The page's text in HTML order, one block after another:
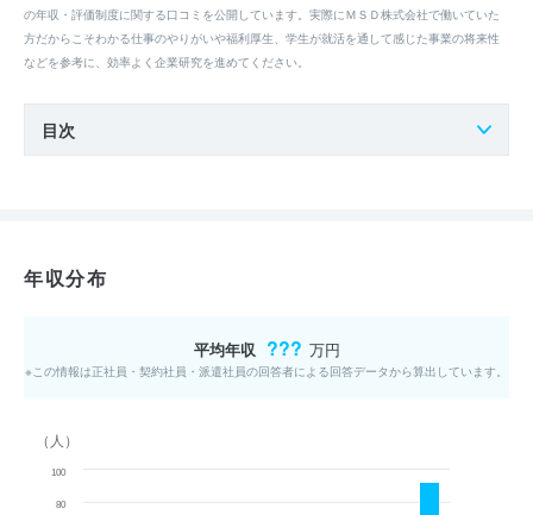
の年収・評価制度に関する口コミを公開しています。実際にＭＳＤ株式会社で働いていた
方だからこそわかる仕事のやりがいや福利厚生、学生が就活を通して感じた事業の将来性
などを参考に、効率よく企業研究を進めてください。
目次
年収分布
平均年収 ??? 万円
※この情報は正社員・契約社員・派遣社員の回答者による回答データから算出しています。
（人）
80
100